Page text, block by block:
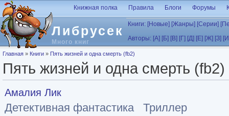
Перейти к основному содержанию
Либрусек
Много книг
Книжная полка Правила Блоги Форумы
Книги: [Новые] [Жанры] [Серии]
Авторы: [А] [Б] [В] [Г] [Д] [Е] [Ж] [З]
Вы здесь
Главная » Книги » Пять жизней и одна смерть (fb2)
Пять жизней и одна смерть (fb2)
Амалия Лик
Детективная фантастика Триллер